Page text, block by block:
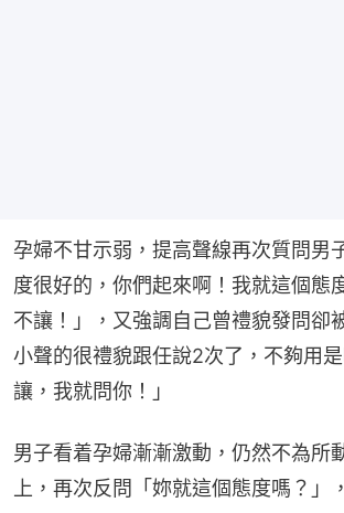
孕婦不甘示弱，提高聲線再次質問男
度很好的，你們起來啊！我就這個態
不讓！」，又強調自己曾禮貌發問卻
小聲的很禮貌跟任說2次了，不夠用
讓，我就問你！」
男子看着孕婦漸漸激動，仍然不為所
上，再次反問「妳就這個態度嗎？」